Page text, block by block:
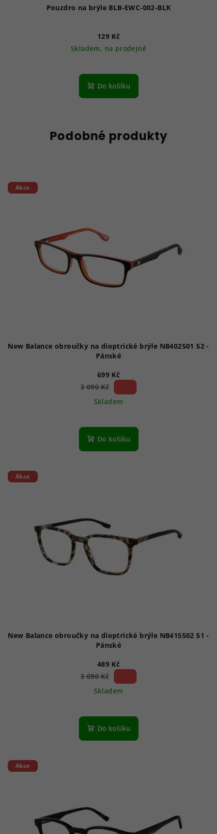
Pouzdro na brýle BLB-EWC-002-BLK
129 Kč
Skladem, na prodejně
Do košíku
Podobné produkty
Akce
New Balance obroučky na dioptrické brýle NB402501 52 -
Pánské
699 Kč
3 090 Kč
Skladem
Do košíku
Akce
New Balance obroučky na dioptrické brýle NB415502 51 -
Pánské
489 Kč
3 090 Kč
Skladem
Do košíku
Akce